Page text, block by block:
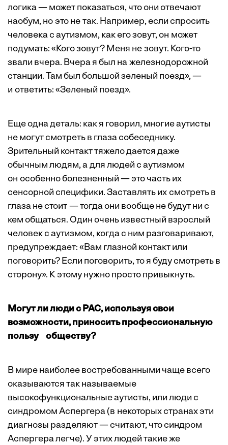
логика — может показаться, что они отвечают
наобум, но это не так. Например, если спросить
человека с аутизмом, как его зовут, он может
подумать: «Кого зовут? Меня не зовут. Кого-то
звали вчера. Вчера я был на железнодорожной
станции. Там был большой зеленый поезд», —
и ответить: «Зеленый поезд».
Еще одна деталь: как я говорил, многие аутисты
не могут смотреть в глаза собеседнику.
Зрительный контакт тяжело дается даже
обычным людям, а для людей с аутизмом
он особенно болезненный — это часть их
сенсорной специфики. Заставлять их смот­реть в
глаза не стоит — тогда они вообще не будут ни с
кем общаться. Один очень известный взрослый
человек с аутизмом, когда с ним разговаривают,
предупреждает: «Вам глазной контакт или
поговорить? Если поговорить, то я буду смотреть в
сторону». К этому нужно просто привыкнуть.
Могут ли люди с РАС, используя свои
возможности, приносить профессиональную
пользу обществу?
В мире наиболее востребованными чаще всего
оказываются так называемые
высокофункциональные аутисты, или люди с
синдромом Аспергера (в некоторых странах эти
диагнозы разделяют — считают, что синдром
Аспергера легче). У этих людей такие же